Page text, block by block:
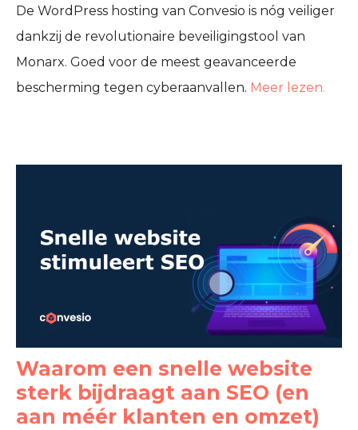
De WordPress hosting van Convesio is nóg veiliger
dankzij de revolutionaire beveiligingstool van
Monarx. Goed voor de meest geavanceerde
bescherming tegen cyberaanvallen. Meer lezen.
Waarom een snelle website
sterk bijdraagt aan SEO (en
aan méér klanten en omzet)